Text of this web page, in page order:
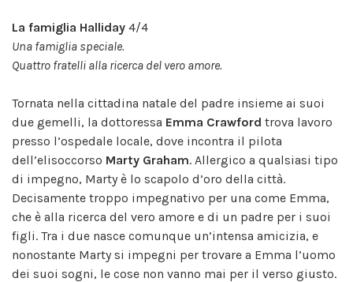
La famiglia Halliday 4/4
Una famiglia speciale.
Quattro fratelli alla ricerca del vero amore.
Tornata nella cittadina natale del padre insieme ai suoi
due gemelli, la dottoressa Emma Crawford trova lavoro
presso l’ospedale locale, dove incontra il pilota
dell’elisoccorso Marty Graham. Allergico a qualsiasi tipo
di impegno, Marty è lo scapolo d’oro della città.
Decisamente troppo impegnativo per una come Emma,
che è alla ricerca del vero amore e di un padre per i suoi
figli. Tra i due nasce comunque un’intensa amicizia, e
nonostante Marty si impegni per trovare a Emma l’uomo
dei suoi sogni, le cose non vanno mai per il verso giusto.